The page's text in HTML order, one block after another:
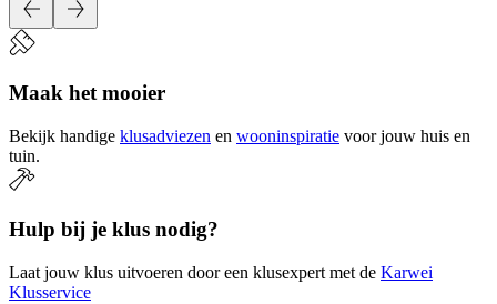
Maak het mooier
Bekijk handige klusadviezen en wooninspiratie voor jouw huis en
tuin.
Hulp bij je klus nodig?
Laat jouw klus uitvoeren door een klusexpert met de Karwei
Klusservice